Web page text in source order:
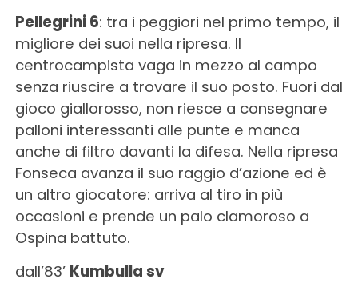
Pellegrini 6: tra i peggiori nel primo tempo, il
migliore dei suoi nella ripresa. Il
centrocampista vaga in mezzo al campo
senza riuscire a trovare il suo posto. Fuori dal
gioco giallorosso, non riesce a consegnare
palloni interessanti alle punte e manca
anche di filtro davanti la difesa. Nella ripresa
Fonseca avanza il suo raggio d’azione ed è
un altro giocatore: arriva al tiro in più
occasioni e prende un palo clamoroso a
Ospina battuto.
dall’83’ Kumbulla sv